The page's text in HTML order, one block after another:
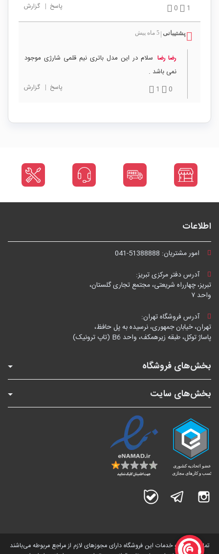
1
0 پاسخ | گزارش
پشتیبانی 5 ماه پیش
رضا رضا سلام در این مدل باتری نیم قلمی شارژی موجود
نمی باشد .
0
1 پاسخ | گزارش
اطلاعات
امور مشتریان: 041-51388888
آدرس دفتر مرکزی تبریز:
تبریز، چهارراه شریعتی، مجتمع تجاری گلستان،
واحد ۷
آدرس فروشگاه تهران:
تهران، خیابان جمهوری، نرسیده به پل حافظ،
پاساژ توکل، طبقه زیرهمکف، واحد B6 (تاپ ترونیک)
بخش‌های فروشگاه
بخش‌های سایت
اینستاگرام تلگرام
تمامی کالاها و خدمات این فروشگاه دارای مجوز‌های لازم از مراجع مربوطه می‌باشند